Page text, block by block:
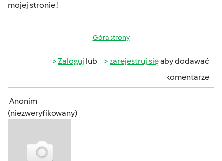
mojej stronie !
Góra strony
Zaloguj lub zarejestruj sięaby dodawać
komentarze
Anonim
(niezweryfikowany)